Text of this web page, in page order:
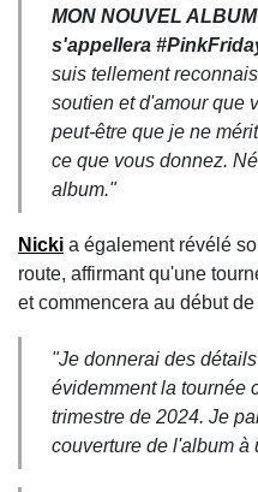
MON NOUVEL
s'appellera
suis tellement
soutien et d'amour que
peut-être que je ne
ce que vous donnez.
album."
Nicki a également révélé
route, affirmant qu'une
et commencera au début
"Je donnerai des
évidemment la tournée
trimestre de 2024. Je
couverture de l'album à